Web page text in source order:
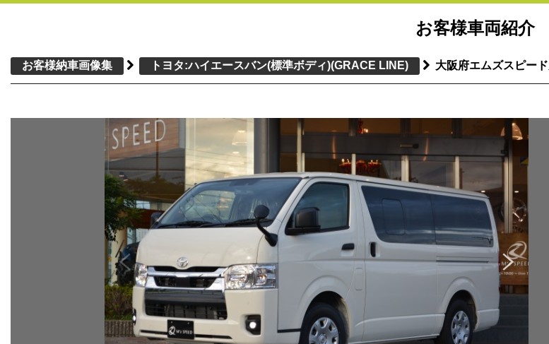
お客様車両紹介
お客様納車画像集 トヨタ:ハイエースバン(標準ボディ)(GRACE LINE) 大阪府エムズスピー